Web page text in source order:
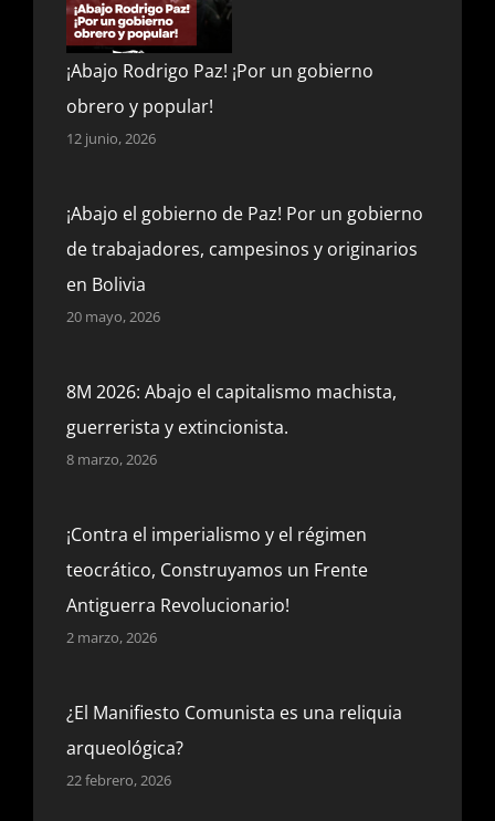
¡Abajo Rodrigo Paz! ¡Por un gobierno
obrero y popular!
12 junio, 2026
¡Abajo el gobierno de Paz! Por un gobierno
de trabajadores, campesinos y originarios
en Bolivia
20 mayo, 2026
8M 2026: Abajo el capitalismo machista,
guerrerista y extincionista.
8 marzo, 2026
¡Contra el imperialismo y el régimen
teocrático, Construyamos un Frente
Antiguerra Revolucionario!
2 marzo, 2026
¿El Manifiesto Comunista es una reliquia
arqueológica?
22 febrero, 2026